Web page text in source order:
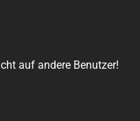
auf andere Benutzer!